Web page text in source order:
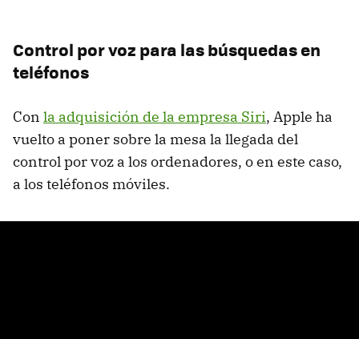
Control por voz para las búsquedas en
teléfonos
Con la adquisición de la empresa Siri, Apple ha
vuelto a poner sobre la mesa la llegada del
control por voz a los ordenadores, o en este caso,
a los teléfonos móviles.